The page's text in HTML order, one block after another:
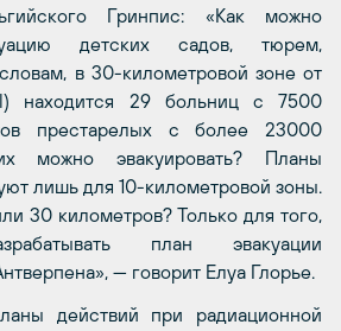
Гринпис: «Как можно
детских садов, тюрем,
в 30-километровой зоне от
находится 29 больниц с 7500
престарелых с более 23000
можно эвакуировать? Планы
лишь для 10-километровой зоны.
30 километров? Только для того,
план эвакуации
— говорит Елуа Глорье.
действий при радиационной